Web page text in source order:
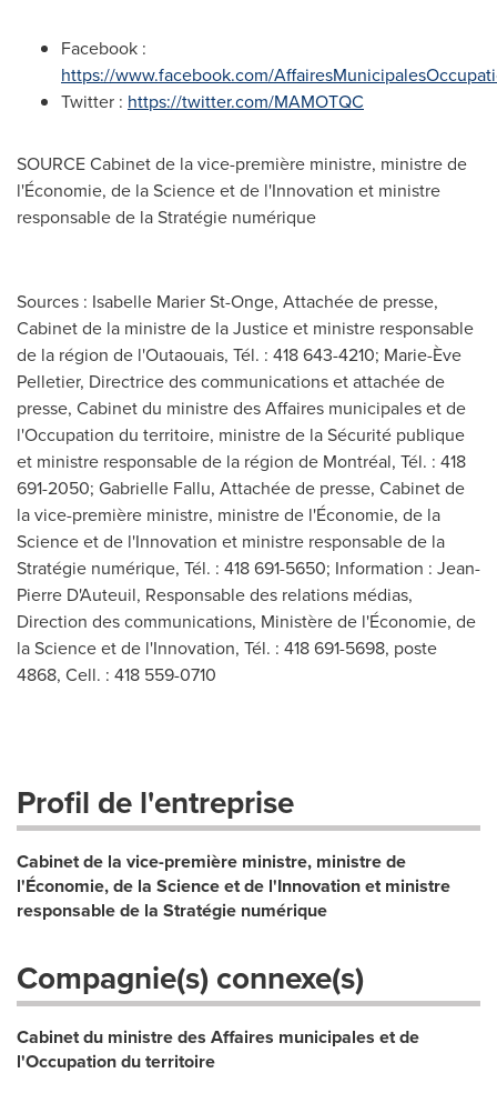
Facebook :
https://www.facebook.com/
Twitter : https://twitter.com/MAMOTQC
SOURCE Cabinet de la vice-première ministre, ministre de
l'Économie, de la Science et de l'Innovation et ministre
responsable de la Stratégie numérique
Sources : Isabelle Marier St-Onge, Attachée de presse,
Cabinet de la ministre de la Justice et ministre responsable
de la région de l'Outaouais, Tél. : 418 643-4210; Marie-Ève
Pelletier, Directrice des communications et attachée de
presse, Cabinet du ministre des Affaires municipales et de
l'Occupation du territoire, ministre de la Sécurité publique
et ministre responsable de la région de Montréal, Tél. : 418
691-2050; Gabrielle Fallu, Attachée de presse, Cabinet de
la vice-première ministre, ministre de l'Économie, de la
Science et de l'Innovation et ministre responsable de la
Stratégie numérique, Tél. : 418 691-5650; Information : Jean-
Pierre D'Auteuil, Responsable des relations médias,
Direction des communications, Ministère de l'Économie, de
la Science et de l'Innovation, Tél. : 418 691-5698, poste
4868, Cell. : 418 559-0710
Profil de l'entreprise
Cabinet de la vice-première ministre, ministre de
l'Économie, de la Science et de l'Innovation et ministre
responsable de la Stratégie numérique
Compagnie(s) connexe(s)
Cabinet du ministre des Affaires municipales et de
l'Occupation du territoire